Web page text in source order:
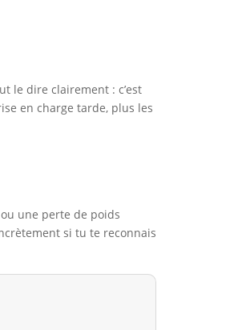
le dire clairement : c’est
en charge tarde, plus les
une perte de poids
si tu te reconnais